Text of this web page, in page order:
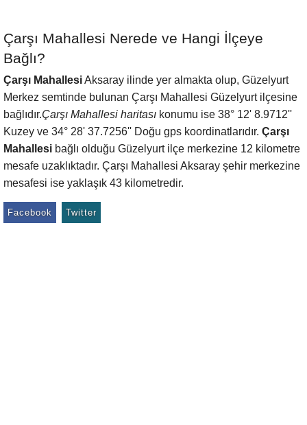
Çarşı Mahallesi Nerede ve Hangi İlçeye
Bağlı?
Çarşı MahallesiAksaray ilinde yer almakta olup, Güzelyurt
Merkez semtinde bulunan Çarşı Mahallesi Güzelyurt ilçesine
bağlıdır.Çarşı Mahallesi haritası konumu ise 38° 12' 8.9712''
Kuzey ve 34° 28' 37.7256'' Doğu gps koordinatlarıdır. Çarşı
Mahallesi bağlı olduğu Güzelyurt ilçe merkezine 12 kilometre
mesafe uzaklıktadır. Çarşı Mahallesi Aksaray şehir merkezine
mesafesi ise yaklaşık 43 kilometredir.
Facebook Twitter